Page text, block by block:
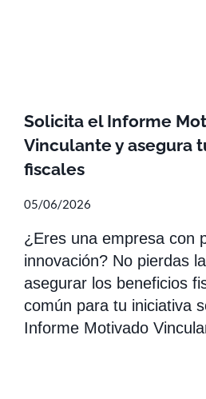
Solicita el Informe
Vinculante y asegura
fiscales
05/06/2026
¿Eres una empresa con
innovación? No pierdas
asegurar los beneficios
común para tu iniciativa
Informe Motivado